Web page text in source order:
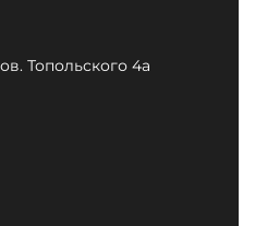
Топольского 4а